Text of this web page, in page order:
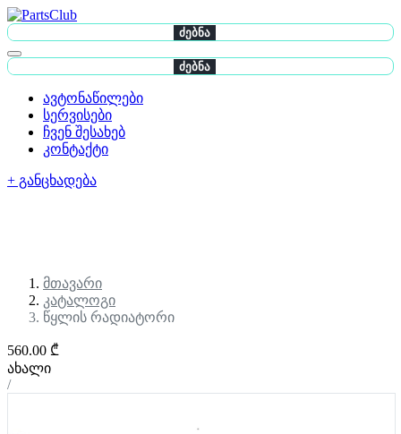
ძებნა
ძებნა
ავტონაწილები
სერვისები
ჩვენ შესახებ
კონტაქტი
+ განცხადება
მთავარი
კატალოგი
წყლის რადიატორი
560.00 ₾
ახალი
/